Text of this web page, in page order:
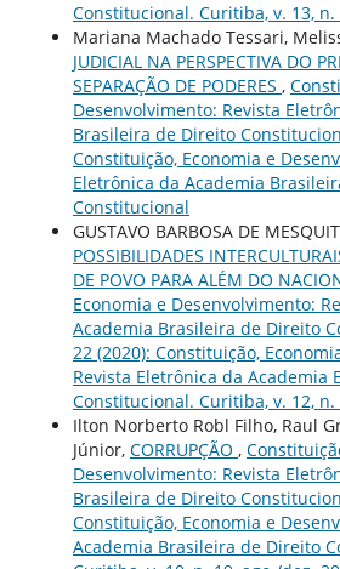
Constitucional. Curitiba, v. 13, n.
Mariana Machado Tessari,
JUDICIAL NA PERSPECTIVA DO
SEPARAÇÃO DE PODERES ,
Desenvolvimento: Revista
Brasileira de Direito
Constituição, Economia e
Eletrônica da Academia
Constitucional
GUSTAVO BARBOSA DE
POSSIBILIDADES
DE POVO PARA ALÉM DO
Economia e Desenvolvimento:
Academia Brasileira de Direito
22 (2020): Constituição,
Revista Eletrônica da Academia
Constitucional. Curitiba, v. 12,
Ilton Norberto Robl Filho, Raul
Júnior, CORRUPÇÃO ,
Desenvolvimento: Revista
Brasileira de Direito
Constituição, Economia e
Academia Brasileira de Direito